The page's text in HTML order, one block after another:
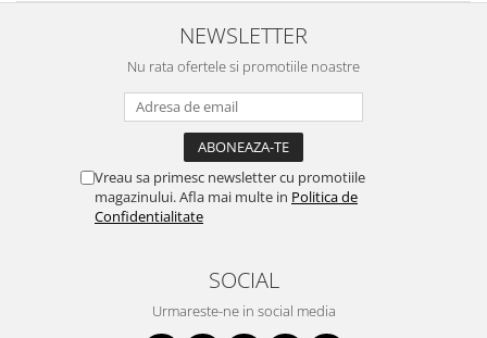
NEWSLETTER
Nu rata ofertele si promotiile noastre
Vreau sa primesc newsletter cu promotiile
magazinului. Afla mai multe in Politica de
Confidentialitate
SOCIAL
Urmareste-ne in social media